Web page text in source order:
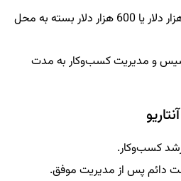
200 هزار دلار یا 600 هزار دلار بسته به محل
و مدیریت کسب‌وکار به مدت
کسب‌وکار.
دائم پس از مدیریت موفق.